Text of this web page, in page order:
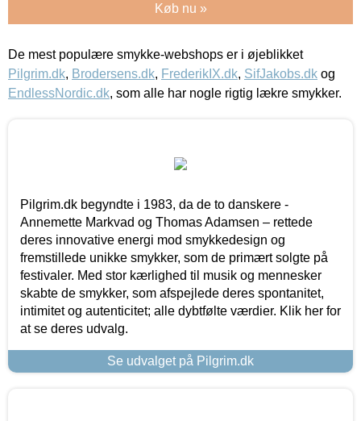
Køb nu »
De mest populære smykke-webshops er i øjeblikket
Pilgrim.dk, Brodersens.dk, FrederikIX.dk, SifJakobs.dk og
EndlessNordic.dk, som alle har nogle rigtig lækre smykker.
Pilgrim.dk begyndte i 1983, da de to danskere -
Annemette Markvad og Thomas Adamsen – rettede
deres innovative energi mod smykkedesign og
fremstillede unikke smykker, som de primært solgte på
festivaler. Med stor kærlighed til musik og mennesker
skabte de smykker, som afspejlede deres spontanitet,
intimitet og autenticitet; alle dybtfølte værdier. Klik her for
at se deres udvalg.
Se udvalget på Pilgrim.dk